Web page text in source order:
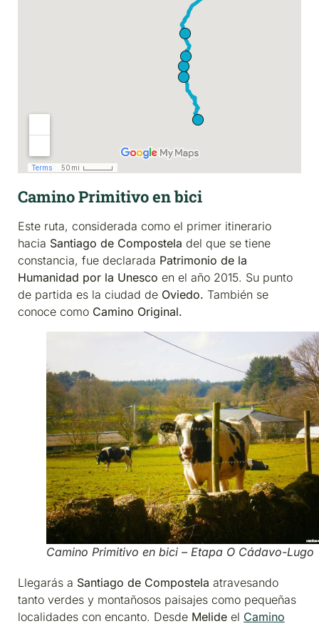
Camino Primitivo en bici
Este ruta, considerada como el primer itinerario
hacia Santiago de Compostela del que se tiene
constancia, fue declarada Patrimonio de la
Humanidad por la Unesco en el año 2015. Su punto
de partida es la ciudad de Oviedo. También se
conoce como Camino Original.
Camino Primitivo en bici – Etapa O Cádavo-Lugo
Llegarás a Santiago de Compostela atravesando
tanto verdes y montañosos paisajes como pequeñas
localidades con encanto. Desde Melide el Camino